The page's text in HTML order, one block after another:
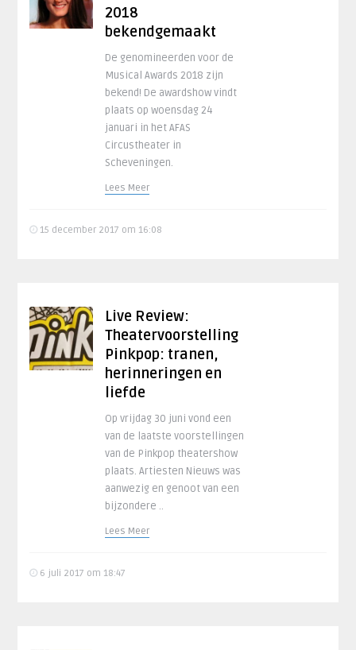
2018
bekendgemaakt
De genomineerden voor de
Musical Awards 2018 zijn
bekend! De awardshow vindt
plaats op woensdag 24
januari in het AFAS
Circustheater in
Scheveningen.
Lees Meer
15 december 2017 om 16:08
Live Review:
Theatervoorstelling
Pinkpop: tranen,
herinneringen en
liefde
Op vrijdag 30 juni vond een
van de laatste voorstellingen
van de Pinkpop theatershow
plaats. Artiesten Nieuws was
aanwezig en genoot van een
bijzondere ..
Lees Meer
6 juli 2017 om 18:47